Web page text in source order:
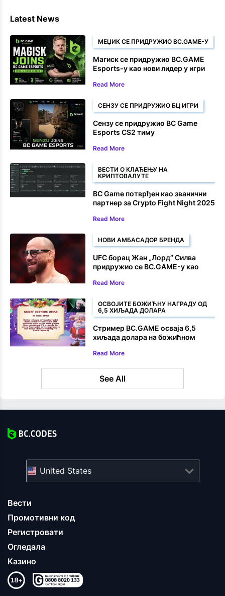
Latest News
МЕЏИК СЕ ПРИДРУЖИО BC.GAME-У
Магиск се придружио BC.GAME
Esports-у као нови лидер у игри
Read More
СЕНЗУ СЕ ПРИДРУЖИО БЦ ИГРИ
Сензу се придружио BC Game
Esports CS2 тиму
Read More
ВЕСТИ О КЛАЂЕЊУ НА
КРИПТОВАЛУТЕ
BC Game потврђен као званични
партнер за Crypto Fight Night 2025
Read More
НОВИ АМБАСАДОР БРЕНДА
UFC борац Жан „Лорд“ Силва
придружио се BC.GAME-у као
Read More
ОСВОЈИТЕ БОЖИЋНУ НАГРАДУ ОД
6,5 ХИЉАДА ДОЛАРА
Стример BC.GAME осваја 6,5
хиљада долара на божићном
Read More
See All
Вести
Промотивни код
Регистровати
Огледала
Казино
United States